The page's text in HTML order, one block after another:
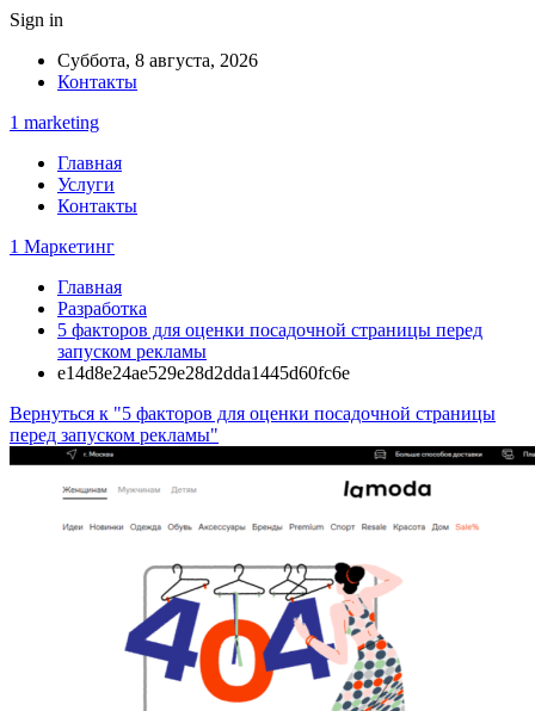
Sign in
Суббота, 8 августа, 2026
Контакты
1 marketing
Главная
Услуги
Контакты
1 Маркетинг
Главная
Разработка
5 факторов для оценки посадочной страницы перед
запуском рекламы
e14d8e24ae529e28d2dda1445d60fc6e
Вернуться к "5 факторов для оценки посадочной страницы
перед запуском рекламы"